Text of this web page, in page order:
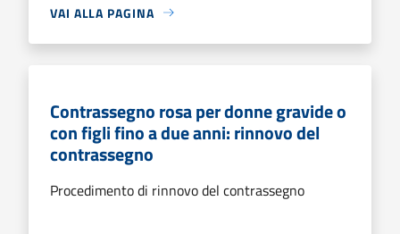
VAI ALLA PAGINA
Contrassegno rosa per donne gravide o
con figli fino a due anni: rinnovo del
contrassegno
Procedimento di rinnovo del contrassegno